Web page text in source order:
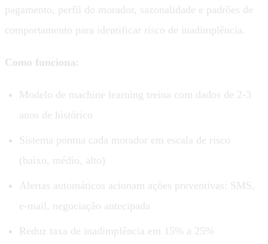
pagamento, perfil do morador, sazonalidade e padrões de
comportamento para identificar risco de inadimplência.
Como funciona:
Modelo de machine learning treina com dados de 2-3
anos de histórico
Sistema pontua cada morador em escala de risco
(baixo, médio, alto)
Alertas automáticos acionam ações preventivas: SMS,
e-mail, negociação antecipada
Reduz taxa de inadimplência em 15% a 25%